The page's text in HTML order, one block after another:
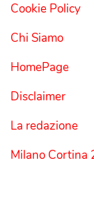
Cookie Policy
Chi Siamo
HomePage
Disclaimer
La redazione
Milano Cortina